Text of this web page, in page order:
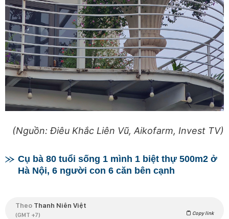
(Nguồn: Điêu Khắc Liên Vũ, Aikofarm, Invest TV)
Cụ bà 80 tuổi sống 1 mình 1 biệt thự 500m2 ở
Hà Nội, 6 người con 6 căn bên cạnh
Theo Thanh Niên Việt
(GMT +7) Copy link